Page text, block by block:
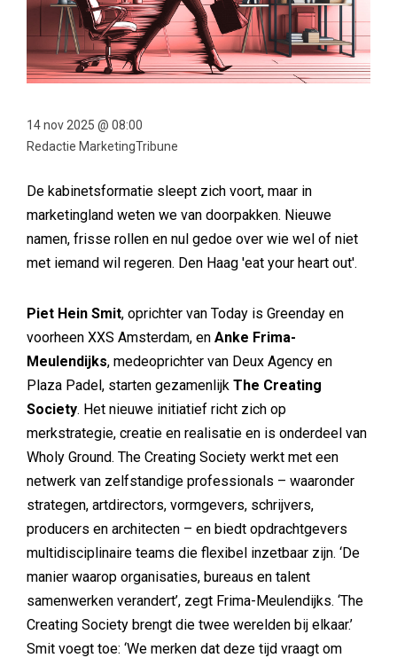
14 nov 2025 @ 08:00
Redactie MarketingTribune
De kabinetsformatie sleept zich voort, maar in
marketingland weten we van doorpakken. Nieuwe
namen, frisse rollen en nul gedoe over wie wel of niet
met iemand wil regeren. Den Haag 'eat your heart out'.
Piet Hein Smit, oprichter van Today is Greenday en
voorheen XXS Amsterdam, en Anke Frima-
Meulendijks, medeoprichter van Deux Agency en
Plaza Padel, starten gezamenlijk The Creating
Society. Het nieuwe initiatief richt zich op
merkstrategie, creatie en realisatie en is onderdeel van
Wholy Ground. The Creating Society werkt met een
netwerk van zelfstandige professionals – waaronder
strategen, artdirectors, vormgevers, schrijvers,
producers en architecten – en biedt opdrachtgevers
multidisciplinaire teams die flexibel inzetbaar zijn. ‘De
manier waarop organisaties, bureaus en talent
samenwerken verandert’, zegt Frima-Meulendijks. ‘The
Creating Society brengt die twee werelden bij elkaar.’
Smit voegt toe: ‘We merken dat deze tijd vraagt om